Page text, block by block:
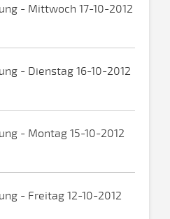
- Mittwoch 17-10-2012
- Dienstag 16-10-2012
- Montag 15-10-2012
- Freitag 12-10-2012